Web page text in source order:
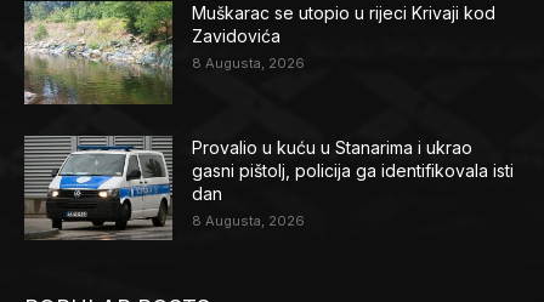
Muškarac se utopio u rijeci Krivaji kod
Zavidovića
8 Augusta, 2026
Provalio u kuću u Stanarima i ukrao
gasni pištolj, policija ga identifikovala isti
dan
8 Augusta, 2026